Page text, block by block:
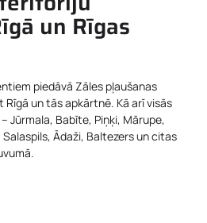
un Rīgas
piedāvā Zāles pļaušanas
un tās apkārtnē. Kā arī visās
Jūrmala, Babīte, Piņķi, Mārupe,
Ādaži, Baltezers un citas